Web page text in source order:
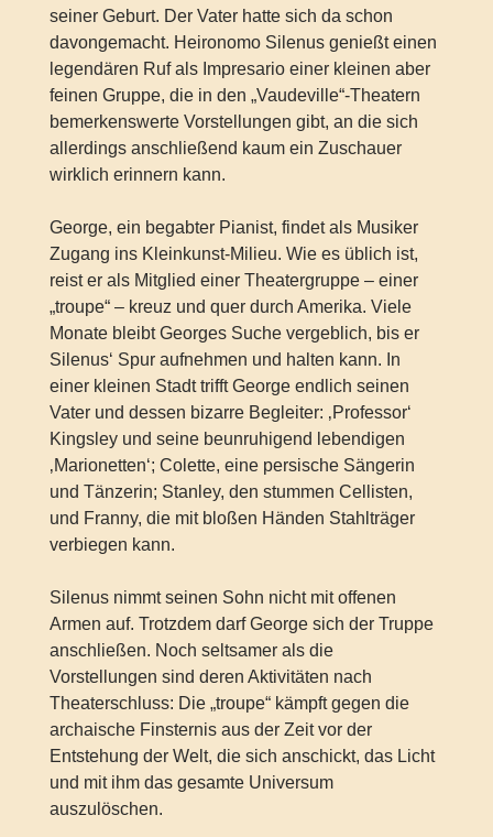
seiner Geburt. Der Vater hatte sich da schon
davongemacht. Heironomo Silenus genießt einen
legendären Ruf als Impresario einer kleinen aber
feinen Gruppe, die in den „Vaudeville“-Theatern
bemerkenswerte Vorstellungen gibt, an die sich
allerdings anschließend kaum ein Zuschauer
wirklich erinnern kann.
George, ein begabter Pianist, findet als Musiker
Zugang ins Kleinkunst-Milieu. Wie es üblich ist,
reist er als Mitglied einer Theatergruppe – einer
„troupe“ – kreuz und quer durch Amerika. Viele
Monate bleibt Georges Suche vergeblich, bis er
Silenus‘ Spur aufnehmen und halten kann. In
einer kleinen Stadt trifft George endlich seinen
Vater und dessen bizarre Begleiter: ‚Professor‘
Kingsley und seine beunruhigend lebendigen
‚Marionetten‘; Colette, eine persische Sängerin
und Tänzerin; Stanley, den stummen Cellisten,
und Franny, die mit bloßen Händen Stahlträger
verbiegen kann.
Silenus nimmt seinen Sohn nicht mit offenen
Armen auf. Trotzdem darf George sich der Truppe
anschließen. Noch seltsamer als die
Vorstellungen sind deren Aktivitäten nach
Theaterschluss: Die „troupe“ kämpft gegen die
archaische Finsternis aus der Zeit vor der
Entstehung der Welt, die sich anschickt, das Licht
und mit ihm das gesamte Universum
auszulöschen.